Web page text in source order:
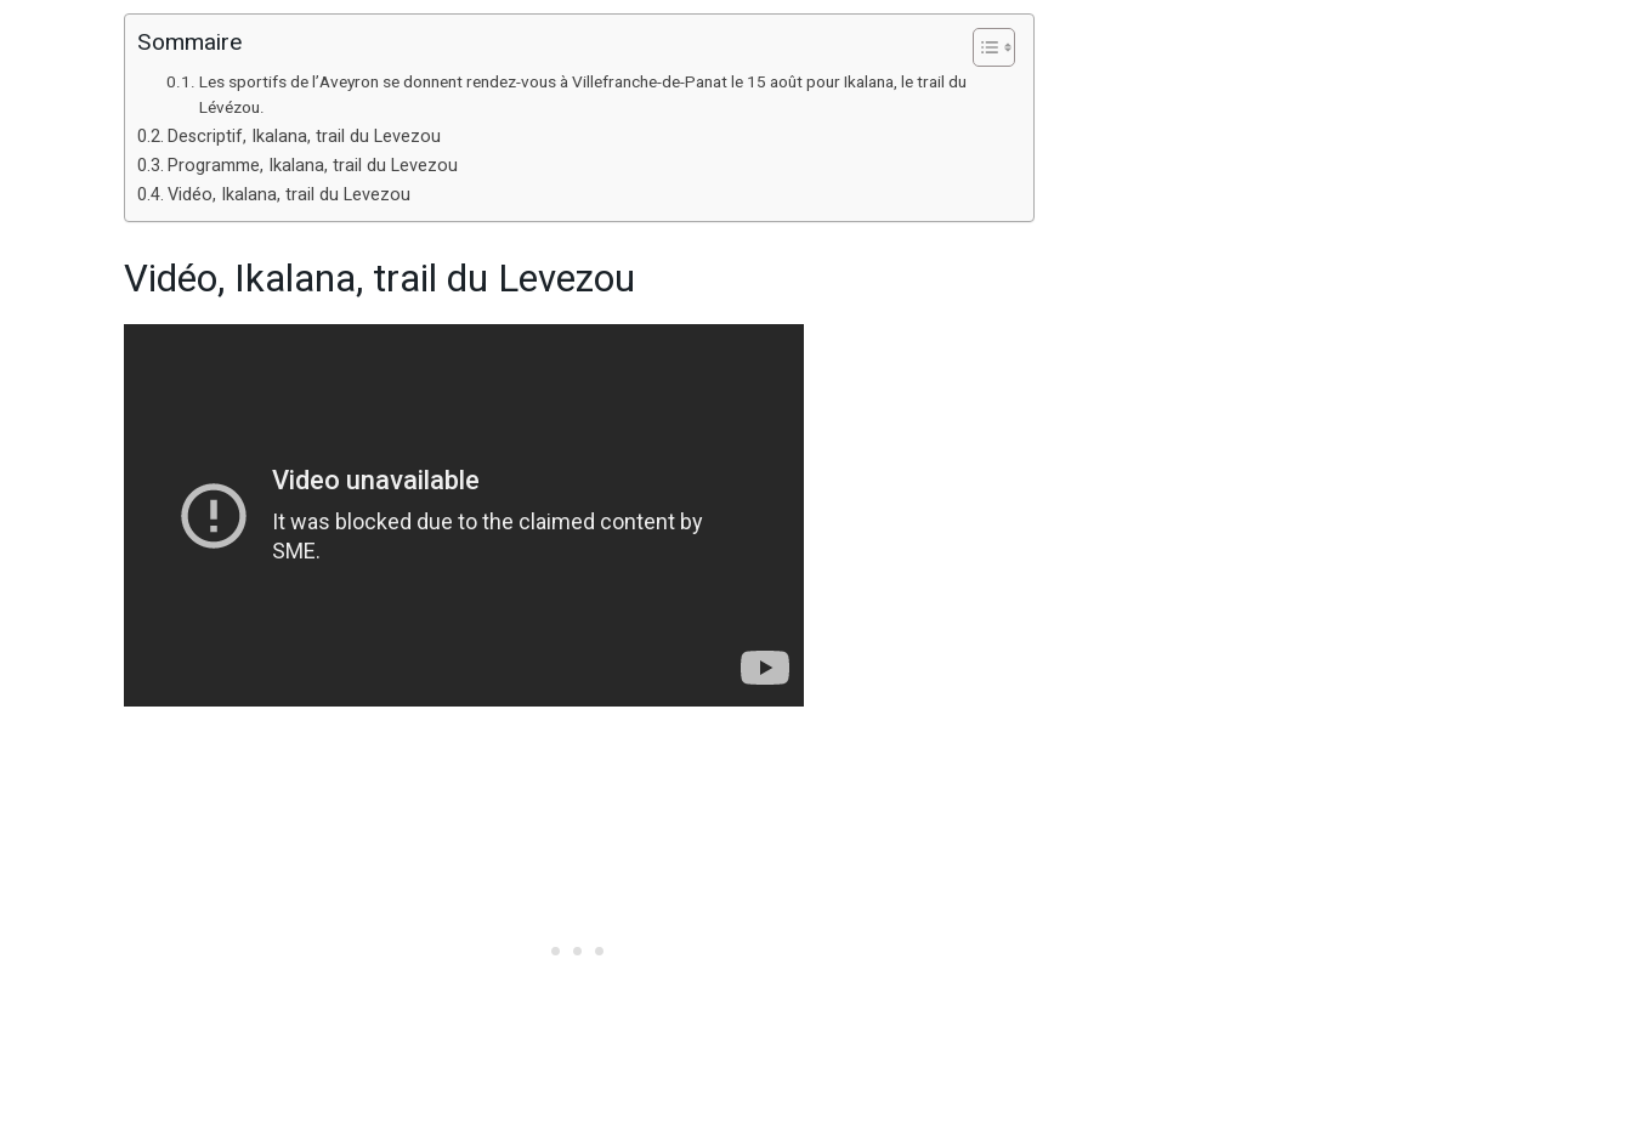
Sommaire
Les sportifs de l’Aveyron se donnent rendez-vous à Villefranche-de-Panat le 15 août pour Ikalana, le trail du
Lévézou.
Descriptif, Ikalana, trail du Levezou
Programme, Ikalana, trail du Levezou
Vidéo, Ikalana, trail du Levezou
Vidéo, Ikalana, trail du Levezou